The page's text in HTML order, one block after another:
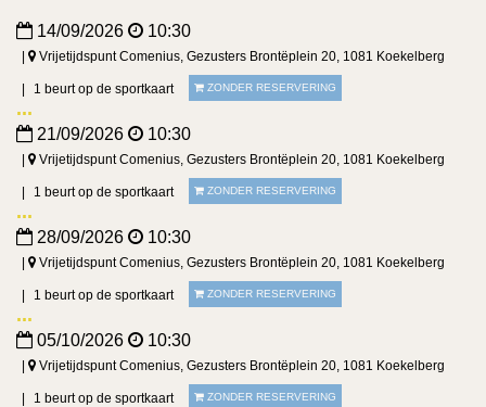
14/09/2026 10:30
Vrijetijdspunt Comenius, Gezusters Brontëplein 20, 1081 Koekelberg
1 beurt op de sportkaart ZONDER RESERVERING
21/09/2026 10:30
Vrijetijdspunt Comenius, Gezusters Brontëplein 20, 1081 Koekelberg
1 beurt op de sportkaart ZONDER RESERVERING
28/09/2026 10:30
Vrijetijdspunt Comenius, Gezusters Brontëplein 20, 1081 Koekelberg
1 beurt op de sportkaart ZONDER RESERVERING
05/10/2026 10:30
Vrijetijdspunt Comenius, Gezusters Brontëplein 20, 1081 Koekelberg
1 beurt op de sportkaart ZONDER RESERVERING